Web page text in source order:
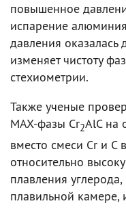
повышенное
испарение
давления
изменяет чистоту
стехиометрии.
Также ученые
MAX-фазы Cr2AlC на
вместо смеси Cr и C
относительно
плавления
плавильной камере,